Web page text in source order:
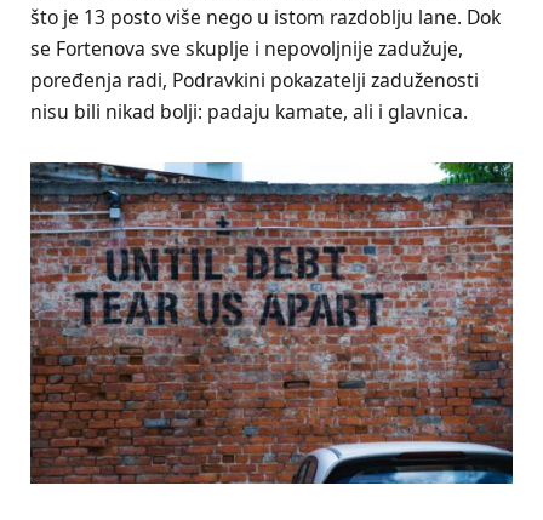
što je 13 posto više nego u istom razdoblju lane. Dok
se Fortenova sve skuplje i nepovoljnije zadužuje,
poređenja radi, Podravkini pokazatelji zaduženosti
nisu bili nikad bolji: padaju kamate, ali i glavnica.